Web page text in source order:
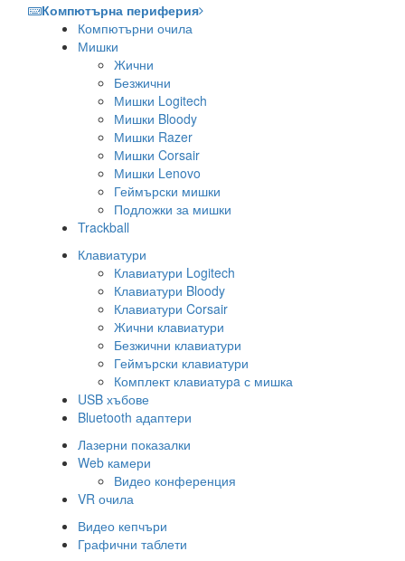
Компютърна периферия
Компютърни очила
Мишки
Жични
Безжични
Мишки Logitech
Мишки Bloody
Мишки Razer
Мишки Corsair
Мишки Lenovo
Геймърски мишки
Подложки за мишки
Trackball
Клавиатури
Клавиатури Logitech
Клавиатури Bloody
Клавиатури Corsair
Жични клавиатури
Безжични клавиатури
Геймърски клавиатури
Комплект клавиатурa с мишка
USB хъбове
Bluetooth адаптери
Лазерни показалки
Web камери
Видео конференция
VR очила
Видео кепчъри
Графични таблети